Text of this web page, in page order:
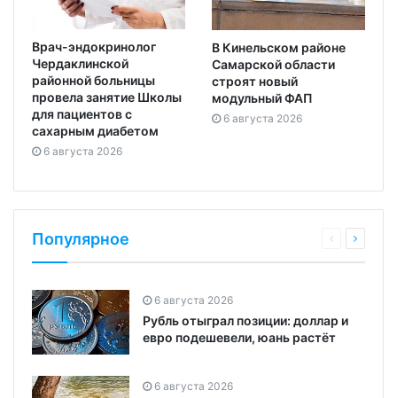
Врач-эндокринолог
Чердаклинской
районной больницы
провела занятие Школы
для пациентов с
сахарным диабетом
6 августа 2026
В Кинельском районе
Самарской области
строят новый
модульный ФАП
6 августа 2026
Популярное
6 августа 2026
Рубль отыграл позиции: доллар и
евро подешевели, юань растёт
6 августа 2026